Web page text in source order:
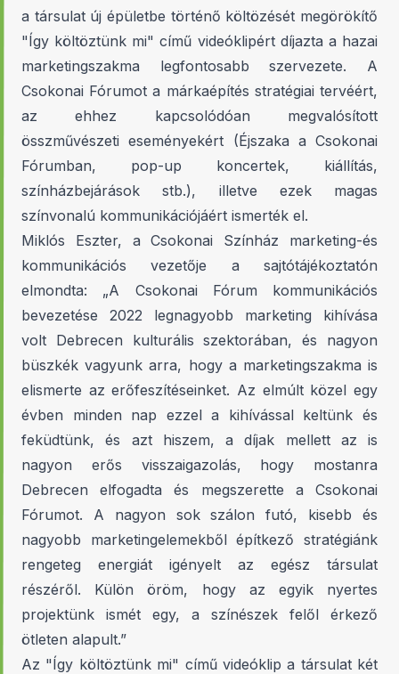
a társulat új épületbe történő költözését megörökítő
"Így költöztünk mi" című videóklipért díjazta a hazai
marketingszakma legfontosabb szervezete. A
Csokonai Fórumot a márkaépítés stratégiai tervéért,
az ehhez kapcsolódóan megvalósított
összművészeti eseményekért (Éjszaka a Csokonai
Fórumban, pop-up koncertek, kiállítás,
színházbejárások stb.), illetve ezek magas
színvonalú kommunikációjáért ismerték el.
Miklós Eszter, a Csokonai Színház marketing-és
kommunikációs vezetője a sajtótájékoztatón
elmondta: „A Csokonai Fórum kommunikációs
bevezetése 2022 legnagyobb marketing kihívása
volt Debrecen kulturális szektorában, és nagyon
büszkék vagyunk arra, hogy a marketingszakma is
elismerte az erőfeszítéseinket. Az elmúlt közel egy
évben minden nap ezzel a kihívással keltünk és
feküdtünk, és azt hiszem, a díjak mellett az is
nagyon erős visszaigazolás, hogy mostanra
Debrecen elfogadta és megszerette a Csokonai
Fórumot. A nagyon sok szálon futó, kisebb és
nagyobb marketingelemekből építkező stratégiánk
rengeteg energiát igényelt az egész társulat
részéről. Külön öröm, hogy az egyik nyertes
projektünk ismét egy, a színészek felől érkező
ötleten alapult.”
Az "Így költöztünk mi" című videóklip a társulat két